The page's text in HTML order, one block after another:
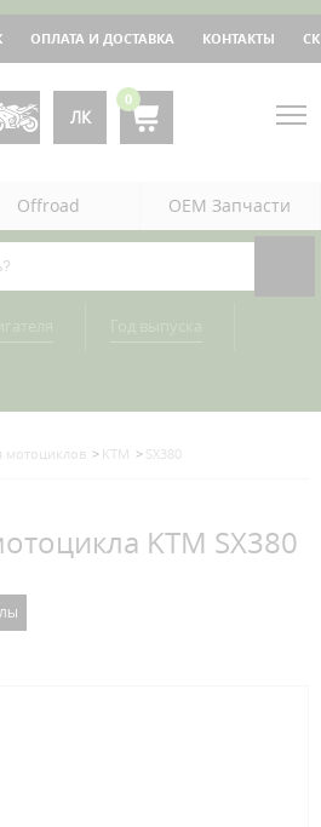
ОПЛАТА И ДОСТАВКА КОНТАКТЫ
ЛК
0
Offroad OEM Запчасти
мотоциклов KTM SX380
KTM SX380